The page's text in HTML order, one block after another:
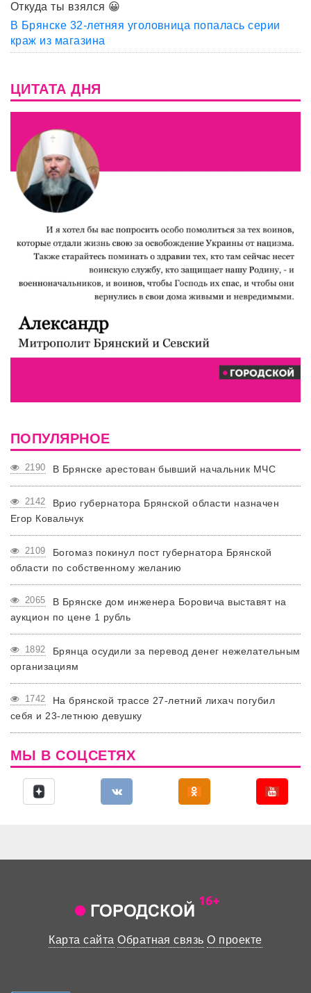
Откуда ты взялся 😀
В Брянске 32-летняя уголовница попалась серии
краж из магазина
ЦИТАТА ДНЯ
ПОПУЛЯРНОЕ
2190 В Брянске арестован бывший начальник МЧС
2142
Врио губернатора Брянской области назначен
Егор Ковальчук
2109
Богомаз покинул пост губернатора Брянской
области по собственному желанию
2065
В Брянске дом инженера Боровича выставят на
аукцион по цене 1 рубль
1892
Брянца осудили за перевод денег нежелательным
организациям
1742
На брянской трассе 27-летний лихач погубил
себя и 23-летнюю девушку
МЫ В СОЦСЕТЯХ
Карта сайта Обратная связь О проекте